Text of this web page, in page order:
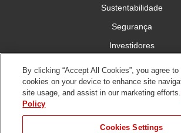
Sustentabilidade
Segurança
Investidores
Conecte-se connosco
By clicking “Accept All Cookies”, you agree
cookies on your device to enhance site
site usage, and assist in our marketing efforts.
Policy
Cookies Settings